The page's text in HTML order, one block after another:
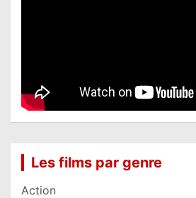
Les films par genre
Action